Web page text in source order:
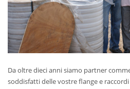
Da oltre dieci anni siamo partner
soddisfatti delle vostre flange e